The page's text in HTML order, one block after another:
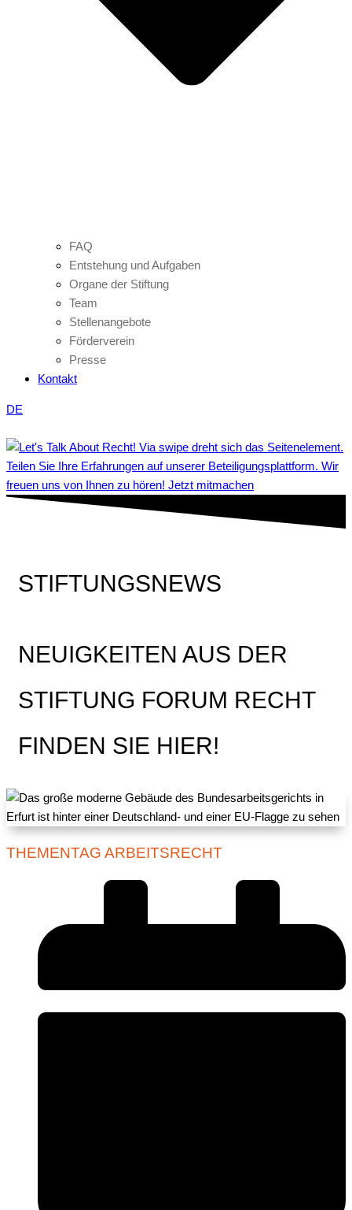
FAQ
Entstehung und Aufgaben
Organe der Stiftung
Team
Stellenangebote
Förderverein
Presse
Kontakt
DE
Teilen Sie Ihre Erfahrungen auf unserer Beteiligungsplattform. Wir
freuen uns von Ihnen zu hören! Jetzt mitmachen
STIFTUNGSNEWS
NEUIGKEITEN AUS DER
STIFTUNG FORUM RECHT
FINDEN SIE HIER!
THEMENTAG ARBEITSRECHT